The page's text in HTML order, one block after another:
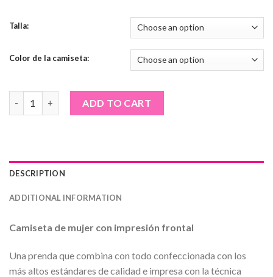
Talla:
Color de la camiseta:
ADD TO CART
DESCRIPTION
ADDITIONAL INFORMATION
Camiseta de mujer con impresión frontal
Una prenda que combina con todo confeccionada con los
más altos estándares de calidad e impresa con la técnica